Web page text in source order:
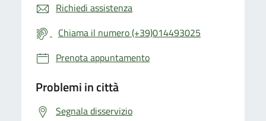
Richiedi assistenza
Chiama il numero (+39)014493025
Prenota appuntamento
Problemi in città
Segnala disservizio